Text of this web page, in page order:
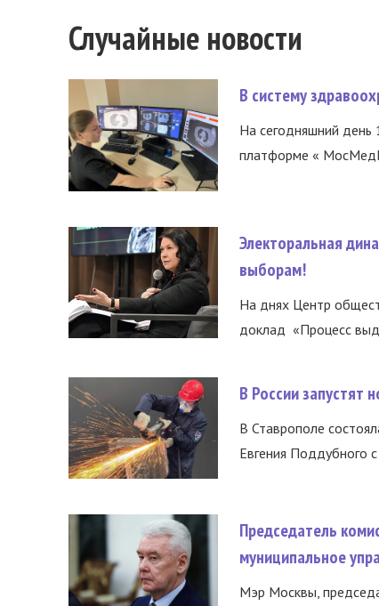
Случайные новости
В систему
На сегодняшний день
платформе «
Электоральная
выборам!
На днях Центр
доклад «Процесс
В России запустят
В Ставрополе
Евгения Поддубного
Председатель
муниципальное
Мэр Москвы,